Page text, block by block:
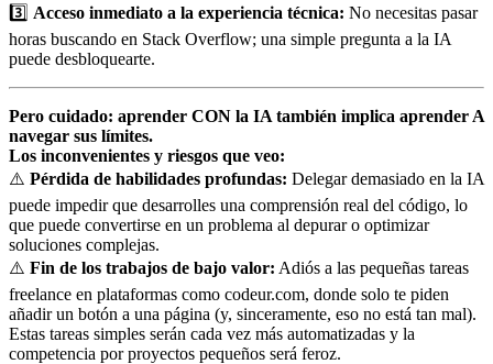
3️⃣ Acceso inmediato a la experiencia técnica: No necesitas pasar
horas buscando en Stack Overflow; una simple pregunta a la IA
puede desbloquearte.
Pero cuidado: aprender CON la IA también implica aprender A
navegar sus límites.
Los inconvenientes y riesgos que veo:
⚠️ Pérdida de habilidades profundas: Delegar demasiado en la IA
puede impedir que desarrolles una comprensión real del código, lo
que puede convertirse en un problema al depurar o optimizar
soluciones complejas.
⚠️ Fin de los trabajos de bajo valor: Adiós a las pequeñas tareas
freelance en plataformas como codeur.com, donde solo te piden
añadir un botón a una página (y, sinceramente, eso no está tan mal).
Estas tareas simples serán cada vez más automatizadas y la
competencia por proyectos pequeños será feroz.